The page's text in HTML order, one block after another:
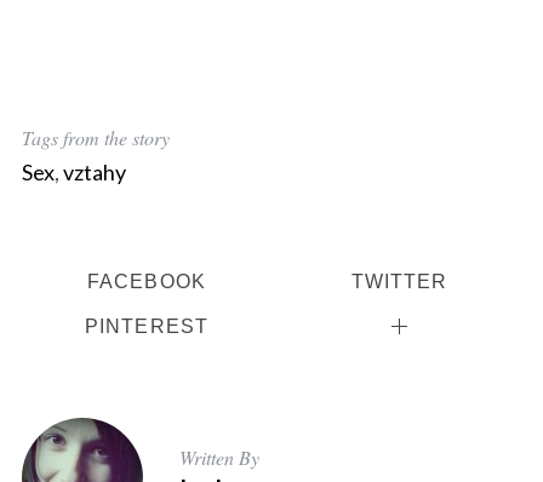
Tags from the story
Sex,vztahy
FACEBOOK TWITTER
PINTEREST
Written By